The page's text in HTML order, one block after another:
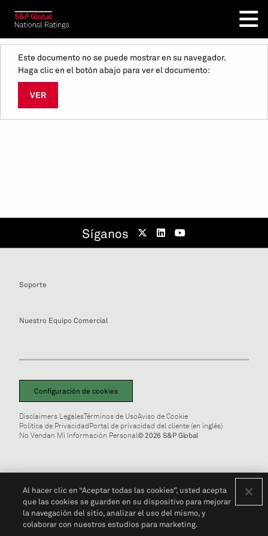
Este documento no se puede mostrar en su navegador.
Haga clic en el botón abajo para ver el documento:
VER
Síganos
Soporte
Nuestro Equipo Comercial
Configuración de cookies
Disclaimers LegalesTérminos de UsoAviso de Cookie
Política de PrivacidadPortal de privacidad del cliente (en inglés)
No Vendan Mi Información Personal© 2026 S&P Global
Al hacer clic en “Aceptar todas las cookies”, usted acepta
que las cookies se guarden en su dispositivo para mejorar
la navegación del sitio, analizar el uso del mismo, y
colaborar con nuestros estudios para marketing.